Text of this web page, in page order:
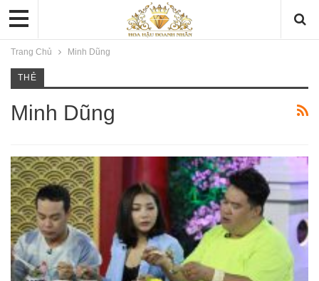
Trang Chủ Minh Dũng
THẺ
Minh Dũng